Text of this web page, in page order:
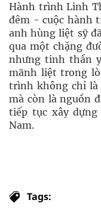
Hành trình Linh
đêm - cuộc hành
anh hùng liệt sỹ
qua một chặng
nhưng tinh thần
mãnh liệt trong
trình không chỉ là
mà còn là nguồn
tiếp tục xây
Nam.
Tags: